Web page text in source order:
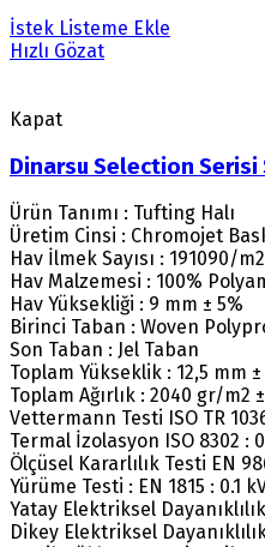
İstek Listeme Ekle
Hızlı Gözat
Kapat
Dinarsu Selection Serisi
Ürün Tanımı : Tufting Halı
Üretim Cinsi : Chromojet
Hav İlmek Sayısı : 191090/m2
Hav Malzemesi : 100%
Hav Yüksekliği : 9 mm ± 5%
Birinci Taban : Woven
Son Taban : Jel Taban
Toplam Yükseklik : 12,5 mm ±
Toplam Ağırlık : 2040 gr/m2
Vettermann Testi ISO TR
Termal İzolasyon ISO 8302 :
Ölçüsel Kararlılık Testi EN
Yürüme Testi : EN 1815 : 0.1
Yatay Elektriksel
Dikey Elektriksel